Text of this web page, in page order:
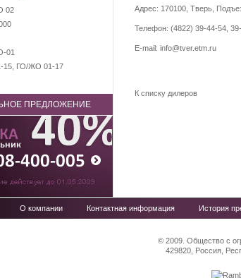
Адрес: 170100, Тверь,
Телефон: (4822) 39-44-54,
E-mail: info@tver.etm.ru
К списку дилеров
02
01
15, ГО/ЖО 01-17
ПРЕДЛОЖЕНИЕ
О компании Контактная информация История
© 2009. Общество с
429820, Россия,